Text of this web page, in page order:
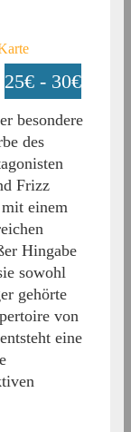
25€ - 30€
besondere
des
Frizz
einem
Hingabe
sowohl
gehörte
von
eine